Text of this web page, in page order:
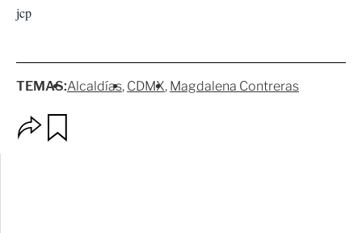
jcp
TEMAS:Alcaldías CDMX Magdalena Contreras